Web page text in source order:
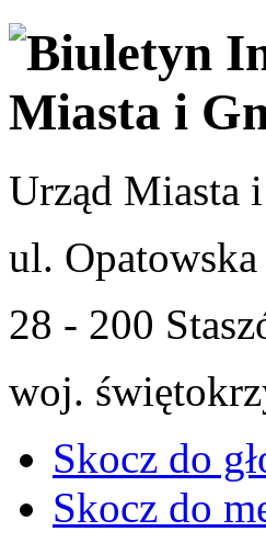
Urząd Miasta
ul. Opatowska
28 - 200
woj.
Skocz do
Skocz do